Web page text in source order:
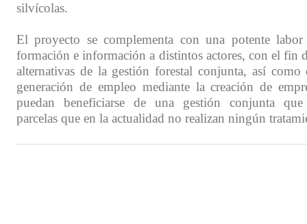
silvícolas.
El proyecto se complementa con una potente
formación e información a distintos actores, con el fin
alternativas de la gestión forestal conjunta, así
generación de empleo mediante la creación de
puedan beneficiarse de una gestión conjunta que
parcelas que en la actualidad no realizan ningún